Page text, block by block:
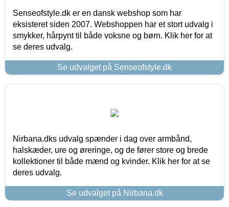
Senseofstyle.dk er en dansk webshop som har
eksisteret siden 2007. Webshoppen har et stort udvalg i
smykker, hårpynt til både voksne og børn. Klik her for at
se deres udvalg.
Se udvalget på Senseofstyle.dk
Nirbana.dks udvalg spænder i dag over armbånd,
halskæder, ure og øreringe, og de fører store og brede
kollektioner til både mænd og kvinder. Klik her for at se
deres udvalg.
Se udvalget på Nirbana.dk